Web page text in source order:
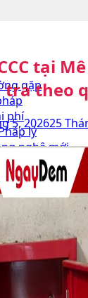
gặp
phí
lý
nghệ mới
Nhận báo giá
tại
tra theo
5, 202625